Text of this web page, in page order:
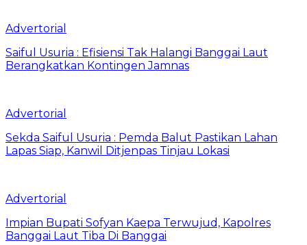
Advertorial
Saiful Usuria : Efisiensi Tak Halangi Banggai Laut
Berangkatkan Kontingen Jamnas
Advertorial
Sekda Saiful Usuria : Pemda Balut Pastikan Lahan
Lapas Siap, Kanwil Ditjenpas Tinjau Lokasi
Advertorial
Impian Bupati Sofyan Kaepa Terwujud, Kapolres
Banggai Laut Tiba Di Banggai